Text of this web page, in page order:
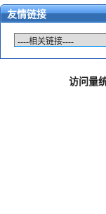
友情链接
访问量